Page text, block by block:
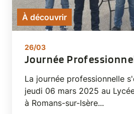
À découvrir
26/03
Journée
La journée professionnelle
jeudi 06 mars 2025 au
à Romans-sur-Isère...